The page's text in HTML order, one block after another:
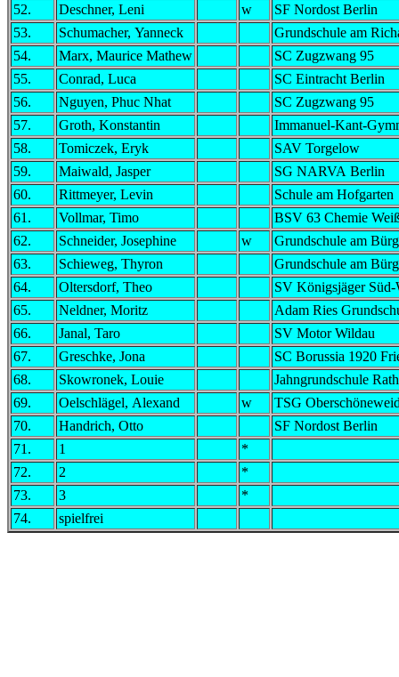
52.
Deschner, Leni w
SF Nordost Berlin
53.
Schumacher, Yanneck
Grundschule am
54.
Marx, Maurice Mathew
SC Zugzwang 95
55.
Conrad, Luca
SC Eintracht Berlin
56.
Nguyen, Phuc Nhat
SC Zugzwang 95
57.
Groth, Konstantin
Immanuel-Kant-
58.
Tomiczek, Eryk
SAV Torgelow
59.
Maiwald, Jasper
SG NARVA Berlin
60.
Rittmeyer, Levin
Schule am Hofgarten
61.
Vollmar, Timo
BSV 63 Chemie
62.
Schneider, Josephine w
Grundschule am
63.
Schieweg, Thyron
Grundschule am
64.
Oltersdorf, Theo
SV Königsjäger Süd-
65.
Neldner, Moritz
Adam Ries
66.
Janal, Taro
SV Motor Wildau
67.
Greschke, Jona
SC Borussia 1920
68.
Skowronek, Louie
Jahngrundschule
69.
Oelschlägel, Alexand w
TSG
70.
Handrich, Otto
SF Nordost Berlin
71.
1
*
72.
2
*
73.
3
*
74.
spielfrei